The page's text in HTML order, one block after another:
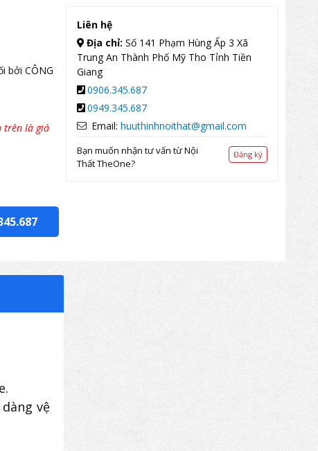
bởi CÔNG
trên là giá
Liên hệ
Địa chỉ: Số 141 Phạm Hùng Ấp 3 Xã
Trung An Thành Phố Mỹ Tho Tỉnh Tiền
Giang
0906.345.687
0949.345.687
Email: huuthinhnoithat@gmail.com
Bạn muốn nhận tư vấn từ Nội
Thất TheOne?
Đăng ký
vệ